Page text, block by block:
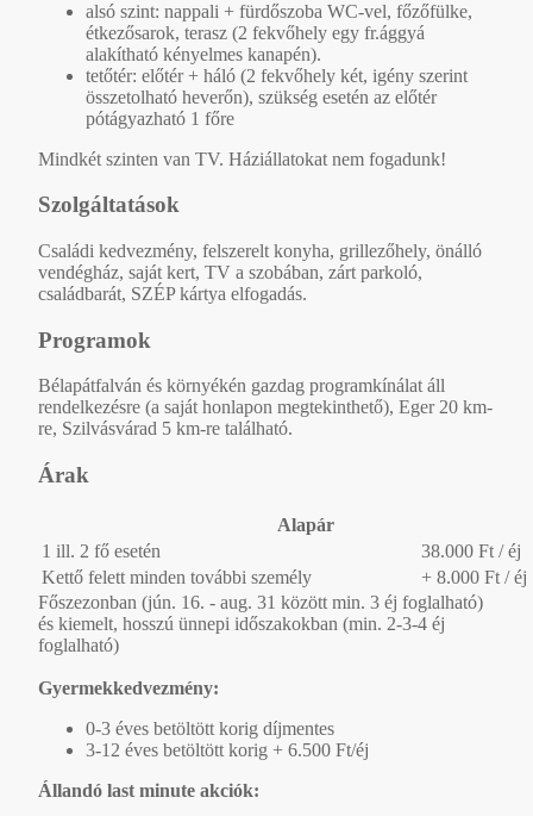
alsó szint: nappali + fürdőszoba WC-vel, főzőfülke,
étkezősarok, terasz (2 fekvőhely egy fr.ággyá
alakítható kényelmes kanapén).
tetőtér: előtér + háló (2 fekvőhely két, igény szerint
összetolható heverőn), szükség esetén az előtér
pótágyazható 1 főre
Mindkét szinten van TV. Háziállatokat nem fogadunk!
Szolgáltatások
Családi kedvezmény, felszerelt konyha, grillezőhely, önálló
vendégház, saját kert, TV a szobában, zárt parkoló,
családbarát, SZÉP kártya elfogadás.
Programok
Bélapátfalván és környékén gazdag programkínálat áll
rendelkezésre (a saját honlapon megtekinthető), Eger 20 km-
re, Szilvásvárad 5 km-re található.
Árak
Alapár
1 ill. 2 fő esetén
38.000 Ft / éj
Kettő felett minden további személy
+ 8.000 Ft / éj
Főszezonban (jún. 16. - aug. 31 között min. 3 éj foglalható)
és kiemelt, hosszú ünnepi időszakokban (min. 2-3-4 éj
foglalható)
Gyermekkedvezmény:
0-3 éves betöltött korig díjmentes
3-12 éves betöltött korig + 6.500 Ft/éj
Állandó last minute akciók: